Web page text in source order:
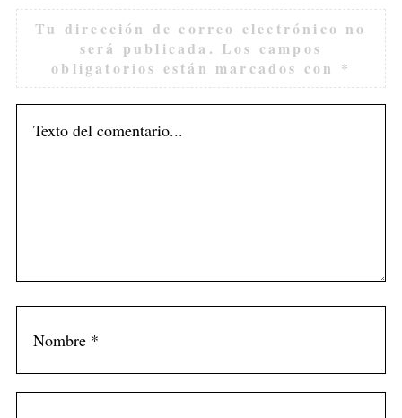
Tu dirección de correo electrónico no
será publicada. Los campos
obligatorios están marcados con *